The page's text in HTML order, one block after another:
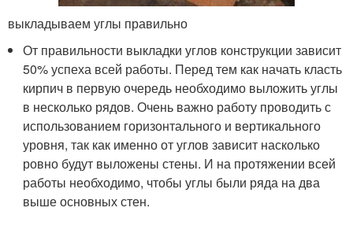
выкладываем углы правильно
От правильности выкладки углов конструкции зависит
50% успеха всей работы. Перед тем как начать класть
кирпич в первую очередь необходимо выложить углы
в несколько рядов. Очень важно работу проводить с
использованием горизонтального и вертикального
уровня, так как именно от углов зависит насколько
ровно будут выложены стены. И на протяжении всей
работы необходимо, чтобы углы были ряда на два
выше основных стен.